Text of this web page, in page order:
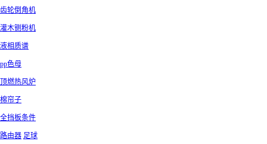
齿轮倒角机
灌木铡粉机
液相质谱
pp色母
顶燃热风炉
棉帘子
全挡板条件
路由器 足球